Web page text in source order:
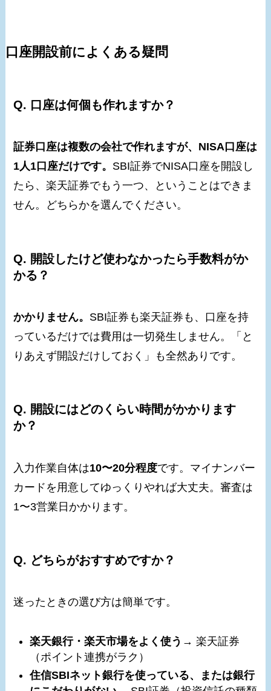
口座開設前によくある疑問
Q. 口座は何個も作れますか？
証券口座は複数の会社で作れますが、NISA口座は
1人1口座だけです。 SBI証券でNISA口座を開設し
たら、楽天証券でもう一つ、ということはできま
せん。どちらかを選んでください。
Q. 開設したけど使わなかったら手数料がか
かる？
かかりません。 SBI証券も楽天証券も、口座を持
っているだけでは費用は一切発生しません。「と
りあえず開設だけしておく」も全然ありです。
Q. 開設にはどのくらい時間がかかります
か？
入力作業自体は10〜20分程度です。マイナンバー
カードを用意してゆっくりやれば大丈夫。審査は
1〜3営業日かかります。
Q. どちらがおすすめですか？
迷ったときの選び方は簡単です。
楽天銀行・楽天市場をよく使う → 楽天証券
（ポイント連携がラク）
住信SBIネット銀行を使っている、または銀行